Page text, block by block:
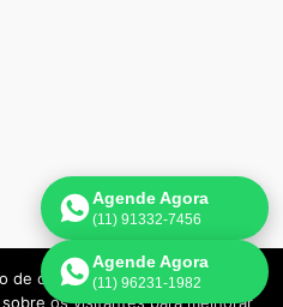
Fogão | Criado por: Página de
Agende Agora
(11) 91332-7456
Agende Agora
(11) 96231-1982
de cookies que podem conter
os visitantes para melhorar